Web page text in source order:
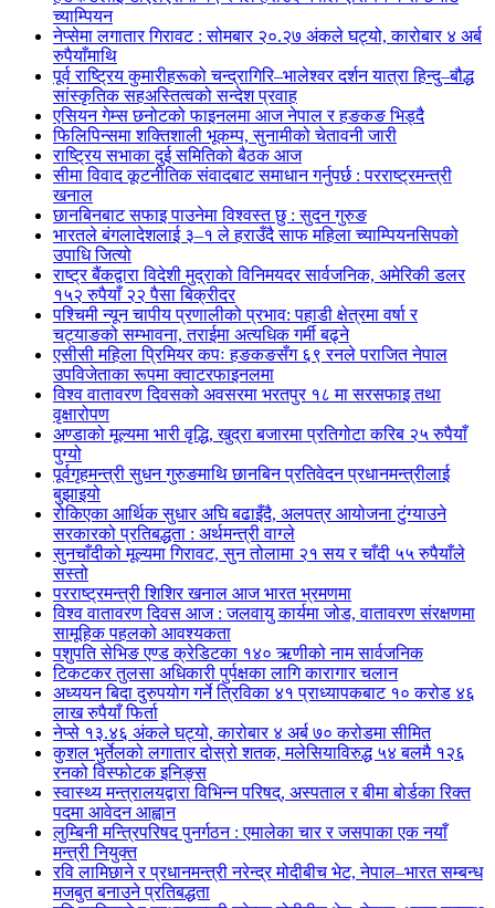
च्याम्पियन
नेप्सेमा लगातार गिरावट : सोमबार २०.२७ अंकले घट्यो, कारोबार ४ अर्ब
रुपैयाँमाथि
पूर्व राष्ट्रिय कुमारीहरूको चन्द्रागिरि–भालेश्वर दर्शन यात्रा हिन्दु–बौद्ध
सांस्कृतिक सहअस्तित्वको सन्देश प्रवाह
एसियन गेम्स छनोटको फाइनलमा आज नेपाल र हङकङ भिड्दै
फिलिपिन्समा शक्तिशाली भूकम्प, सुनामीको चेतावनी जारी
राष्ट्रिय सभाका दुई समितिको बैठक आज
सीमा विवाद कूटनीतिक संवादबाट समाधान गर्नुपर्छ : परराष्ट्रमन्त्री
खनाल
छानबिनबाट सफाइ पाउनेमा विश्वस्त छु : सुदन गुरुङ
भारतले बंगलादेशलाई ३–१ ले हराउँदै साफ महिला च्याम्पियनसिपको
उपाधि जित्यो
राष्ट्र बैंकद्वारा विदेशी मुद्राको विनिमयदर सार्वजनिक, अमेरिकी डलर
१५२ रुपैयाँ २२ पैसा बिक्रीदर
पश्चिमी न्यून चापीय प्रणालीको प्रभाव: पहाडी क्षेत्रमा वर्षा र
चट्याङको सम्भावना, तराईमा अत्यधिक गर्मी बढ्ने
एसीसी महिला प्रिमियर कपः हङकङसँग ६९ रनले पराजित नेपाल
उपविजेताका रूपमा क्वाटरफाइनलमा
विश्व वातावरण दिवसको अवसरमा भरतपुर १८ मा सरसफाइ तथा
वृक्षारोपण
अण्डाको मूल्यमा भारी वृद्धि, खुद्रा बजारमा प्रतिगोटा करिब २५ रुपैयाँ
पुग्यो
पूर्वगृहमन्त्री सुधन गुरुङमाथि छानबिन प्रतिवेदन प्रधानमन्त्रीलाई
बुझाइयो
रोकिएका आर्थिक सुधार अघि बढाइँदै, अलपत्र आयोजना टुंग्याउने
सरकारको प्रतिबद्धता : अर्थमन्त्री वाग्ले
सुनचाँदीको मूल्यमा गिरावट, सुन तोलामा २१ सय र चाँदी ५५ रुपैयाँले
सस्तो
परराष्ट्रमन्त्री शिशिर खनाल आज भारत भ्रमणमा
विश्व वातावरण दिवस आज : जलवायु कार्यमा जोड, वातावरण संरक्षणमा
सामूहिक पहलको आवश्यकता
पशुपति सेभिङ एण्ड क्रेडिटका १४० ऋणीको नाम सार्वजनिक
टिकटकर तुलसा अधिकारी पुर्पक्षका लागि कारागार चलान
अध्ययन बिदा दुरुपयोग गर्ने त्रिविका ४१ प्राध्यापकबाट १० करोड ४६
लाख रुपैयाँ फिर्ता
नेप्से १३.४६ अंकले घट्यो, कारोबार ४ अर्ब ७० करोडमा सीमित
कुशल भुर्तेलको लगातार दोस्रो शतक, मलेसियाविरुद्ध ५४ बलमै १२६
रनको विस्फोटक इनिङ्स
स्वास्थ्य मन्त्रालयद्वारा विभिन्न परिषद्, अस्पताल र बीमा बोर्डका रिक्त
पदमा आवेदन आह्वान
लुम्बिनी मन्त्रिपरिषद पुनर्गठन : एमालेका चार र जसपाका एक नयाँ
मन्त्री नियुक्त
रवि लामिछाने र प्रधानमन्त्री नरेन्द्र मोदीबीच भेट, नेपाल–भारत सम्बन्ध
मजबुत बनाउने प्रतिबद्धता